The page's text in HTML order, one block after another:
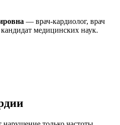
— врач-кардиолог, врач
медицинских наук.